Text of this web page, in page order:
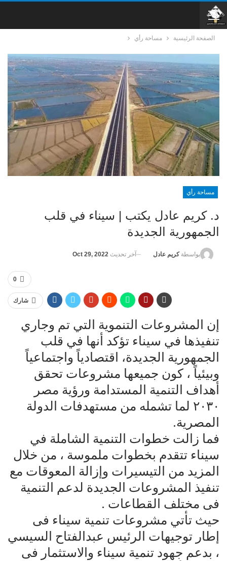
الصفحة الرئيسية مساحة رأي
مساحة رأي
د. كريم عادل يكتب | سيناء في قلب
الجمهورية الجديدة
بواسطةكريم عادل آخر تحديث Oct 29, 2022
0
شارك
إن المشروعات التنموية التي تم وجاري
تنفيذها في سيناء تؤكد أنها في قلب
الجمهورية الجديدة، اقتصادياً واجتماعياً
وبيئياً ، كون جميعها مشروعات تحقق
أهداف التنمية المستدامة ورؤية مصر
٢٠٣٠ لما تشمله من مستهدفات الدولة
المصرية.
فما زالت خطوات التنمية الشاملة في
سيناء تتقدم بخطوات ملموسة ، من خلال
المزيد من التيسيرات وإزالة المعوقات مع
تنفيذ المشروعات الجديدة لدعم التنمية
فى مختلف القطاعات .
حيث تأتي مشروعات تنمية سيناء فى
إطار توجيهات الرئيس عبدالفتاح السيسي
، بدعم جهود تنمية سيناء والاستثمار فى